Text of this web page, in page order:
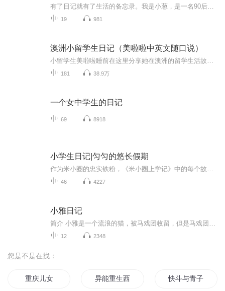
19 981
澳洲小留学生日记（美啦啦中英文随口说）
181 38.9万
一个女中学生的日记
69 8918
小学生日记|匀匀的悠长假期
46 4227
小雅日记
12 2348
您是不是在找：
重庆儿女 异能重生西门庆 快斗与青子的情